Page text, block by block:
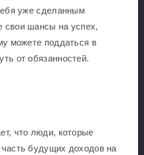
уже сделанным
шансы на успех,
можете поддаться в
от обязанностей.
что люди, которые
будущих доходов на